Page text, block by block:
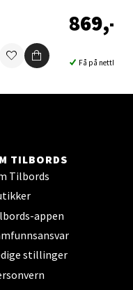
869,-
Få på nettlager
TILBORDS
Tilbords
appen
stillinger
Velg